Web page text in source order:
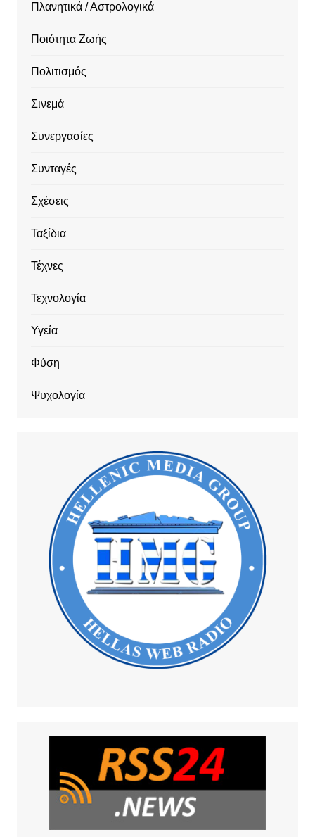
Πλανητικά / Αστρολογικά
Ποιότητα Ζωής
Πολιτισμός
Σινεμά
Συνεργασίες
Συνταγές
Σχέσεις
Ταξίδια
Τέχνες
Τεχνολογία
Υγεία
Φύση
Ψυχολογία